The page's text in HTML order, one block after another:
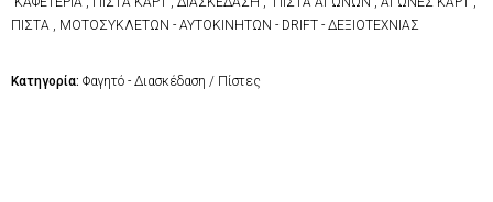
ΠΙΣΤΑ , ΜΟΤΟΣΥΚΛΕΤΩΝ - ΑΥΤΟΚΙΝΗΤΩΝ - DRIFT - ΔΕΞΙΟΤΕΧΝΙΑΣ
Κατηγορία: Φαγητό - Διασκέδαση / Πίστες